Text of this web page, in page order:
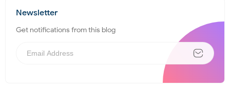
Newsletter
Get notifications from this blog